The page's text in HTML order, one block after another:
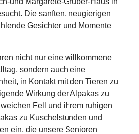
und Margarete-Grüber-Haus in
Die sanften, neugierigen
Gesichter und Momente
nicht nur eine willkommene
sondern auch eine
in Kontakt mit den Tieren zu
Wirkung der Alpakas zu
Fell und ihrem ruhigen
zu Kuschelstunden und
ein, die unsere Senioren